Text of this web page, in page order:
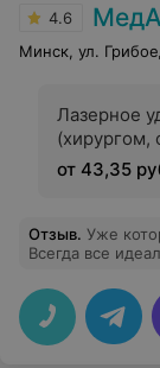
4.6
Минск, ул.
Лазерное
(хирургом,
от 43,35
Отзыв. Уже
Всегда все